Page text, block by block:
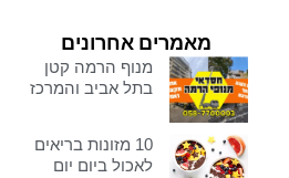
מאמרים אחרונים
מנוף הרמה קטן
בתל אביב והמרכז
10 מזונות בריאים
לאכול ביום יום